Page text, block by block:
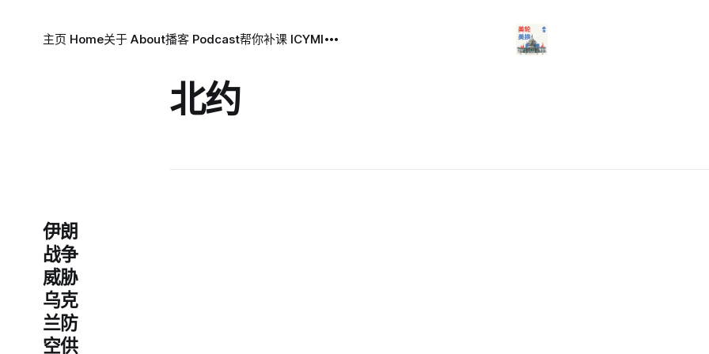
主页 Home关于 About播客 Podcast帮你补课 ICYMI
北约
伊朗
战争
威胁
乌克
兰防
空供